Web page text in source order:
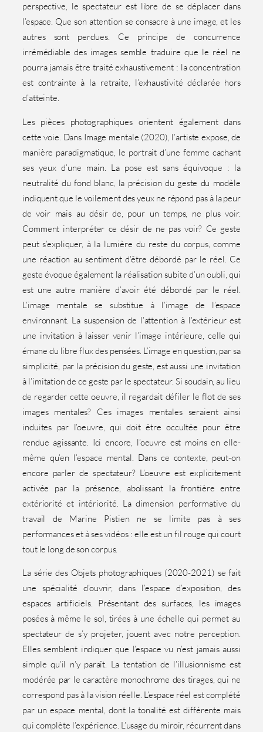
perspective, le spectateur est libre de se déplacer dans
l’espace. Que son attention se consacre à une image, et les
autres sont perdues. Ce principe de concurrence
irrémédiable des images semble traduire que le réel ne
pourra jamais être traité exhaustivement : la concentration
est contrainte à la retraite, l’exhaustivité déclarée hors
d’atteinte.
Les pièces photographiques orientent également dans
cette voie. Dans Image mentale (2020), l’artiste expose, de
manière paradigmatique, le portrait d’une femme cachant
ses yeux d’une main. La pose est sans équivoque : la
neutralité du fond blanc, la précision du geste du modèle
indiquent que le voilement des yeux ne répond pas à la peur
de voir mais au désir de, pour un temps, ne plus voir.
Comment interpréter ce désir de ne pas voir? Ce geste
peut s’expliquer, à la lumière du reste du corpus, comme
une réaction au sentiment d’être débordé par le réel. Ce
geste évoque également la réalisation subite d’un oubli, qui
est une autre manière d’avoir été débordé par le réel.
L’image mentale se substitue à l’image de l’espace
environnant. La suspension de l’attention à l’extérieur est
une invitation à laisser venir l’image intérieure, celle qui
émane du libre flux des pensées. L’image en question, par sa
simplicité, par la précision du geste, est aussi une invitation
à l’imitation de ce geste par le spectateur. Si soudain, au lieu
de regarder cette oeuvre, il regardait défiler le flot de ses
images mentales? Ces images mentales seraient ainsi
induites par l’oeuvre, qui doit être occultée pour être
rendue agissante. Ici encore, l’oeuvre est moins en elle-
même qu’en l’espace mental. Dans ce contexte, peut-on
encore parler de spectateur? L’oeuvre est explicitement
activée par la présence, abolissant la frontière entre
extériorité et intériorité. La dimension performative du
travail de Marine Pistien ne se limite pas à ses
performances et à ses vidéos : elle est un fil rouge qui court
tout le long de son corpus.
La série des Objets photographiques (2020-2021) se fait
une spécialité d’ouvrir, dans l’espace d’exposition, des
espaces artificiels. Présentant des surfaces, les images
posées à même le sol, tirées à une échelle qui permet au
spectateur de s’y projeter, jouent avec notre perception.
Elles semblent indiquer que l’espace vu n’est jamais aussi
simple qu’il n’y paraît. La tentation de l’illusionnisme est
modérée par le caractère monochrome des tirages, qui ne
correspond pas à la vision réelle. L’espace réel est complété
par un espace mental, dont la tonalité est différente mais
qui complète l’expérience. L’usage du miroir, récurrent dans